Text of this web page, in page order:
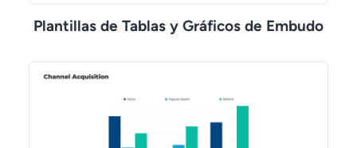
Plantillas de Tablas y Gráficos de Embudo